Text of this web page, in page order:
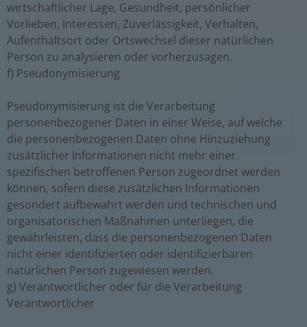
wirtschaftlicher Lage, Gesundheit, persönlicher
Vorlieben, Interessen, Zuverlässigkeit, Verhalten,
Aufenthaltsort oder Ortswechsel dieser natürlichen
Person zu analysieren oder vorherzusagen.
f) Pseudonymisierung
Pseudonymisierung ist die Verarbeitung
personenbezogener Daten in einer Weise, auf welche
die personenbezogenen Daten ohne Hinzuziehung
zusätzlicher Informationen nicht mehr einer
spezifischen betroffenen Person zugeordnet werden
können, sofern diese zusätzlichen Informationen
gesondert aufbewahrt werden und technischen und
organisatorischen Maßnahmen unterliegen, die
gewährleisten, dass die personenbezogenen Daten
nicht einer identifizierten oder identifizierbaren
natürlichen Person zugewiesen werden.
g) Verantwortlicher oder für die Verarbeitung
Verantwortlicher